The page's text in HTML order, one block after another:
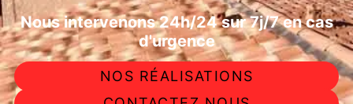
Nous intervenons 24h/24 sur 7j/7 en cas
d'urgence
NOS RÉALISATIONS